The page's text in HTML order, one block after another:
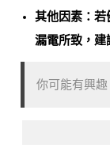
其他因素：若
漏電所致 ，
你可能有興趣